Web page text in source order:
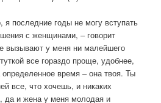
я последние годы не могу вступать
с женщинами, – говорит
вызывают у меня ни малейшего
все гораздо проще, удобнее,
время – она твоя. Ты
все, что хочешь, и никаких
и жена у меня молодая и